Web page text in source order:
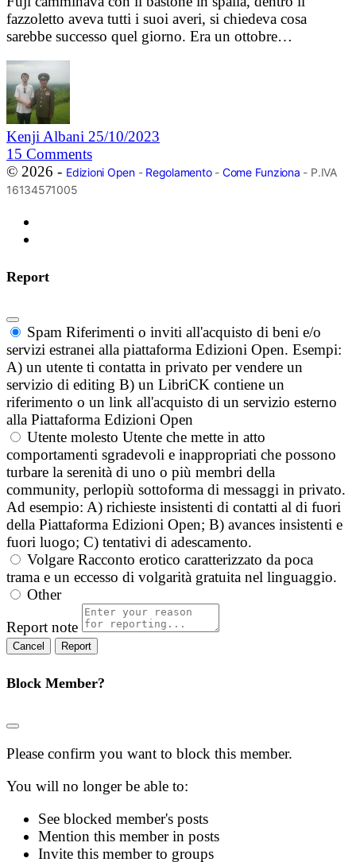
fazzoletto aveva tutti i suoi averi, si chiedeva cosa
sarebbe successo quel giorno. Era un ottobre…
Kenji Albani 25/10/2023
15 Comments
© 2026 - Edizioni Open- Regolamento- Come Funziona - P.IVA
16134571005
Report
Spam Riferimenti o inviti all'acquisto di beni e/o
servizi estranei alla piattaforma Edizioni Open. Esempi:
A) un utente ti contatta in privato per vendere un
servizio di editing B) un LibriCK contiene un
riferimento o un link all'acquisto di un servizio esterno
alla Piattaforma Edizioni Open
Utente molesto Utente che mette in atto
comportamenti sgradevoli e inappropriati che possono
turbare la serenità di uno o più membri della
community, perlopiù sottoforma di messaggi in privato.
Ad esempio: A) richieste insistenti di contatti al di fuori
della Piattaforma Edizioni Open; B) avances insistenti e
fuori luogo; C) tentativi di adescamento.
Volgare Racconto erotico caratterizzato da poca
trama e un eccesso di volgarità gratuita nel linguaggio.
Other
Report note
Report
Block Member?
Please confirm you want to block this member.
You will no longer be able to:
See blocked member's posts
Mention this member in posts
Invite this member to groups